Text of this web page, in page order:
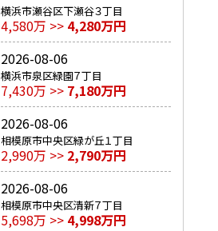
横浜市瀬谷区下瀬谷３丁目
4,580万 >> 4,280万円
2026-08-06
横浜市泉区緑園７丁目
7,430万 >> 7,180万円
2026-08-06
相模原市中央区緑が丘１丁目
2,990万 >> 2,790万円
2026-08-06
相模原市中央区清新７丁目
5,698万 >> 4,998万円